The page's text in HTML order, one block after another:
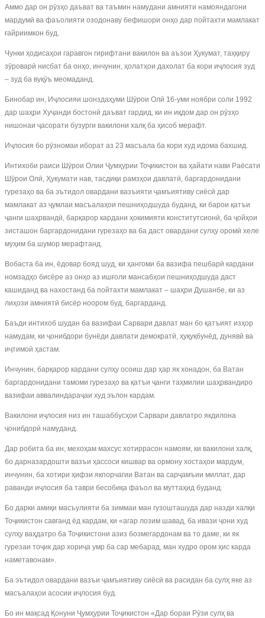
Аммо дар он рӯзҳо даъват ва таъмин намудани амнияти намояндагони
мардумӣ ва фаъолияти озодонаву бефишори онҳо дар пойтахти мамлакат
ғайриимкон буд.
Чунки ҳодисаҳои гаравгон гирифтани вакилон ва аъзои Ҳукумат, таҳқиру
зӯроварӣ нисбат ба онҳо, инчунин, ҳолатҳои дахолат ба кори иҷлосия зуд
– зуд ба вуқӯъ меомаданд.
Бинобар ин, Иҷлосияи шонздаҳуми Шӯрои Олӣ 16-уми ноябри соли 1992
дар шаҳри Хуҷанди бостонӣ даъват гардид, ки ин иқдом дар он рӯзҳо
нишонаи ҷасорати бузурги вакилони халқ ба ҳисоб мерафт.
Иҷлосия бо рӯзномаи иборат аз 23 масъала ба кори худ идома бахшид.
Интихоби раиси Шӯрои Олии Ҷумҳурии Тоҷикистон ва ҳайати нави Раёсати
Шӯрои Олӣ, Ҳукумати нав, тасдиқи рамзҳои давлатӣ, баргардонидани
гурезаҳо ва ба эътидол овардани вазъияти ҷамъиятиву сиёсӣ дар
мамлакат аз ҷумлаи масъалаҳои пешниҳодшуда буданд, ки барои қатъи
ҷанги шаҳрвандӣ, барқарор кардани ҳокимияти конститутсионӣ, ба ҷойҳои
зисташон баргардонидани гурезаҳо ва ба даст овардани сулҳу оромӣ хеле
муҳим ба шумор мерафтанд.
Вобаста ба ин, ёдовар бояд шуд, ки ҳангоми ба вазифа пешбарӣ кардани
номзадҳо бисёре аз онҳо аз ишғоли мансабҳои пешниҳодшуда даст
кашиданд ва нахостанд ба пойтахти мамлакат – шаҳри Душанбе, ки аз
лиҳози амниятӣ бисёр ноором буд, баргарданд.
Баъди интихоб шудан ба вазифаи Сарвари давлат ман бо қатъият изҳор
намудам, ки ҷонибдори бунёди давлати демократӣ, ҳуқуқбунёд, дунявӣ ва
иҷтимоӣ ҳастам.
Инчунин, барқарор кардани сулҳу осоиш дар ҳар як хонадон, ба Ватан
баргардонидани тамоми гурезаҳо ва қатъи ҷанги таҳмилии шаҳрвандиро
вазифаи аввалиндараҷаи худ эълон кардам.
Вакилони иҷлосия низ ин ташаббусҳои Сарвари давлатро якдилона
ҷонибдорӣ намуданд.
Дар робита ба ин, мехоҳам махсус хотиррасон намоям, ки вакилони халқ,
бо дарназардошти вазъи ҳассоси кишвар ва ормону хостаҳои мардум,
инчунин, ба хотири ҳифзи якпорчагии Ватан ва сарҷамъии миллат, дар
раванди иҷлосия ба таври бесобиқа фаъол ва муттаҳид буданд.
Бо дарки амиқи масъулияти ба зиммаи ман гузошташуда дар назди халқи
Тоҷикистон савганд ёд кардам, ки «агар лозим шавад, ба ивази ҷони худ
сулҳу ваҳдатро ба Тоҷикистони азиз бозмегардонам ва то даме, ки як
гурезаи тоҷик дар хориҷа умр ба сар мебарад, ман худро ором ҳис карда
наметавонам».
Ба эътидол овардани вазъи ҷамъиятиву сиёсӣ ва расидан ба сулҳ яке аз
масъалаҳои асосии иҷлосия буд.
Бо ин мақсад Қонуни Ҷумҳурии Тоҷикистон «Дар бораи Рӯзи сулҳ ва